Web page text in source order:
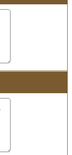
おります。
ルページはこち